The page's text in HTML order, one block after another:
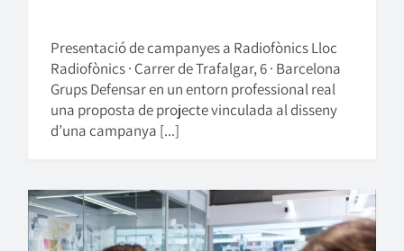
Presentació de campanyes a Radiofònics Lloc
Radiofònics · Carrer de Trafalgar, 6 · Barcelona
Grups Defensar en un entorn professional real
una proposta de projecte vinculada al disseny
d’una campanya [...]